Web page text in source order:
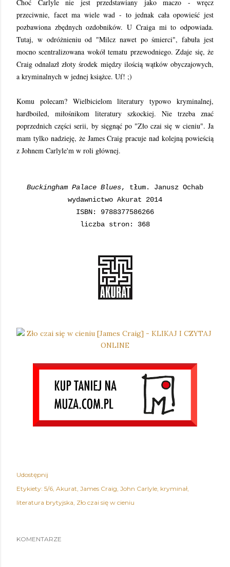
Choć Carlyle nie jest przedstawiany jako maczo - wręcz
przeciwnie, facet ma wiele wad - to jednak cała opowieść jest
pozbawiona zbędnych ozdobników. U Craiga mi to odpowiada.
Tutaj, w odróżnieniu od "Milcz nawet po śmierci", fabuła jest
mocno scentralizowana wokół tematu przewodniego. Zdaje się, że
Craig odnalazł złoty środek między ilością wątków obyczajowych,
a kryminalnych w jednej książce. Uf! ;)
Komu polecam? Wielbicielom literatury typowo kryminalnej,
hardboiled, miłośnikom literatury szkockiej. Nie trzeba znać
poprzednich części serii, by sięgnąć po "Zło czai się w cieniu". Ja
mam tylko nadzieję, że James Craig pracuje nad kolejną powieścią
z Johnem Carlyle'm w roli głównej.
Buckingham Palace Blues, tłum. Janusz Ochab
wydawnictwo Akurat 2014
ISBN: 9788377586266
liczba stron: 368
Udostępnij
Etykiety: 5/6 Akurat James Craig John Carlyle kryminał
literatura brytyjska Zło czai się w cieniu
KOMENTARZE